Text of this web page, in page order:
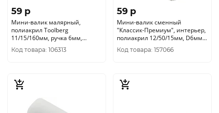
59 p
Мини-валик малярный,
полиакрил Toolberg
11/15/160мм, ручка 6мм,
0405014
Код товара: 106313
59 p
Мини-валик сменный
"Классик-Премиум", интерьер,
полиакрил 12/50/15мм, D6мм,
мультикол.
Код товара: 157066